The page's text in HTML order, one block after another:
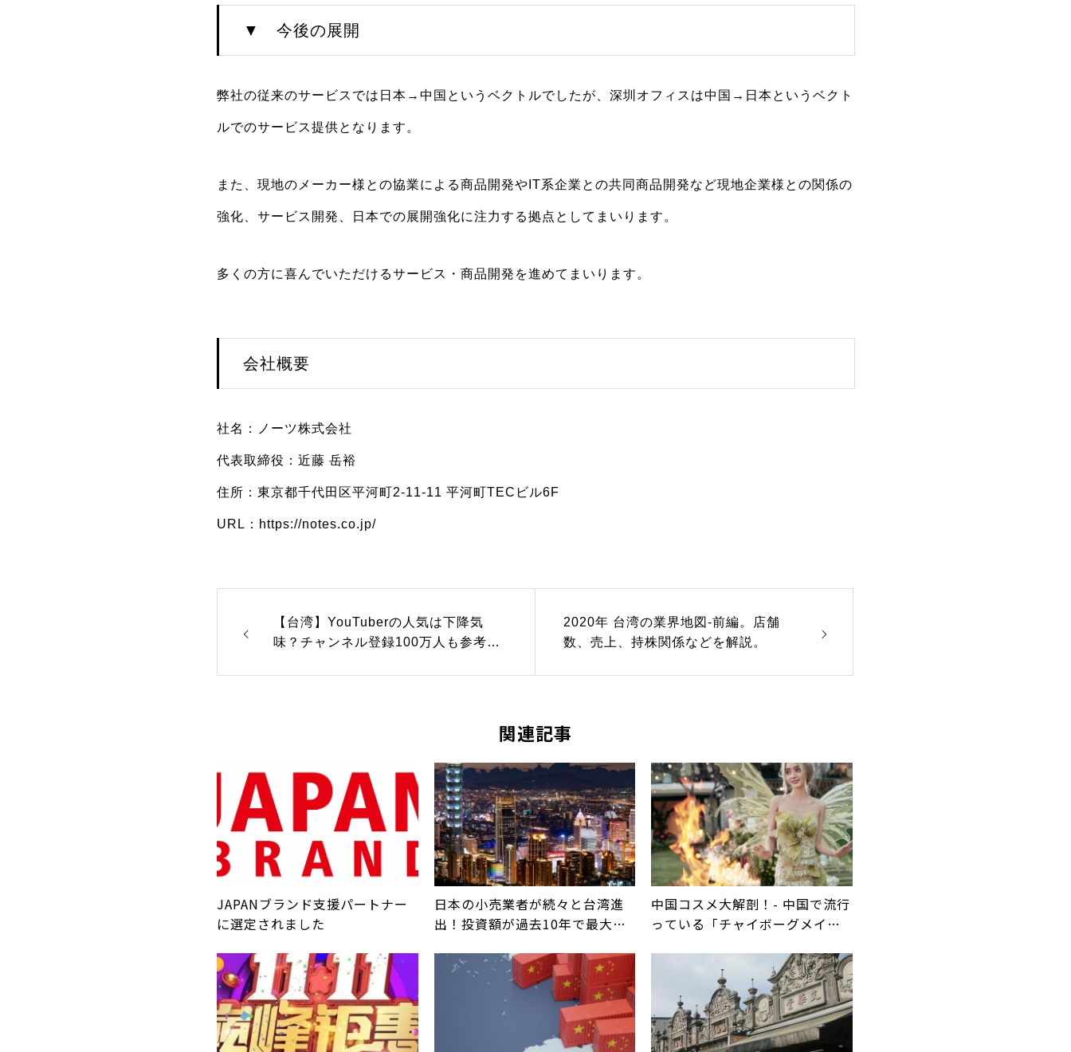
▼ 今後の展開
弊社の従来のサービスでは日本→中国というベクトルでしたが、深圳オフィスは中国→日本というベクト
ルでのサービス提供となります。
また、現地のメーカー様との協業による商品開発やIT系企業との共同商品開発など現地企業様との関係の
強化、サービス開発、日本での展開強化に注力する拠点としてまいります。
多くの方に喜んでいただけるサービス・商品開発を進めてまいります。
会社概要
社名：ノーツ株式会社
代表取締役：近藤 岳裕
住所：東京都千代田区平河町2-11-11 平河町TECビル6F
URL：https://notes.co.jp/
【台湾】YouTuberの人気は下降気
味？チャンネル登録100万人も参考程
2020年 台湾の業界地図-前編。店舗
数、売上、持株関係などを解説。
関連記事
JAPANブランド支援パートナー
に選定されました
日本の小売業者が続々と台湾進
出！投資額が過去10年で最大に
中国コスメ大解剖！- 中国で流行
っている「チャイボーグメイ